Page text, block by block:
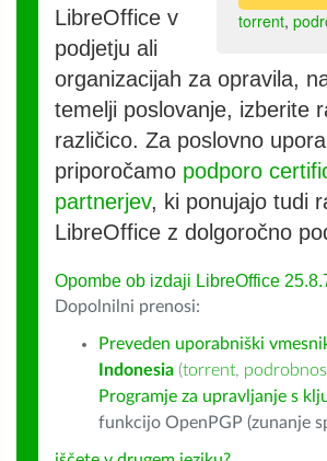
torrent,
LibreOffice v
podjetju ali
organizacijah za opravila,
temelji poslovanje, izberite
različico. Za poslovno
priporočamo podporo
partnerjev, ki ponujajo tudi
LibreOffice z dolgoročno
Opombe ob izdaji LibreOffice
Dopolnilni prenosi:
Preveden uporabniški
Indonesia (torrent,
Programje za upravljanje s
funkcijo OpenPGP (zunanje